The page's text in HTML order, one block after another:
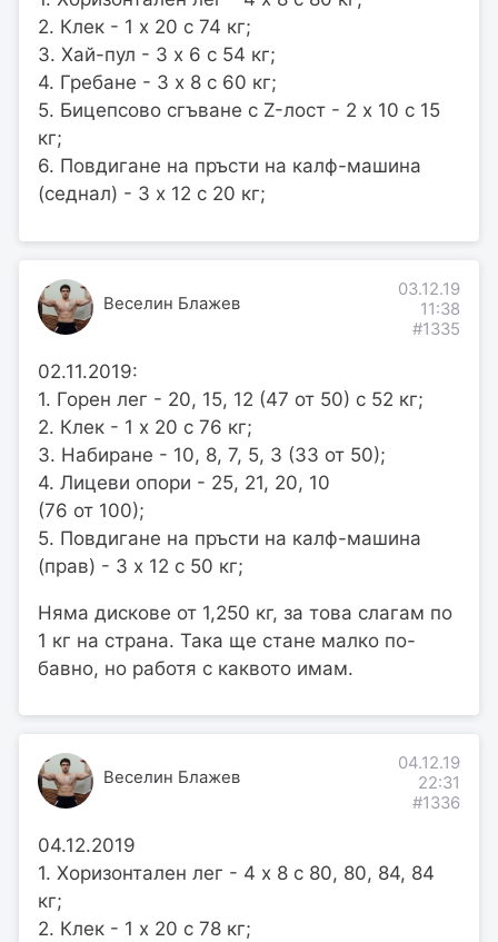
2. Клек - 1 х 20 с 74 кг;
3. Хай-пул - 3 х 6 с 54 кг;
4. Гребане - 3 х 8 с 60 кг;
5. Бицепсово сгъване с Z-лост - 2 х 10 с 15
кг;
6. Повдигане на пръсти на калф-машина
(седнал) - 3 х 12 с 20 кг;
Веселин Блажев
03.12.19
11:38
#1335
02.11.2019:
1. Горен лег - 20, 15, 12 (47 от 50) с 52 кг;
2. Клек - 1 х 20 с 76 кг;
3. Набиране - 10, 8, 7, 5, 3 (33 от 50);
4. Лицеви опори - 25, 21, 20, 10
(76 от 100);
5. Повдигане на пръсти на калф-машина
(прав) - 3 х 12 с 50 кг;
Няма дискове от 1,250 кг, за това слагам по
1 кг на страна. Така ще стане малко по-
бавно, но работя с каквото имам.
Веселин Блажев
04.12.19
22:31
#1336
04.12.2019
1. Хоризонтален лег - 4 х 8 с 80, 80, 84, 84
кг;
2. Клек - 1 х 20 с 78 кг;